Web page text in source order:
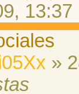
13:37
»